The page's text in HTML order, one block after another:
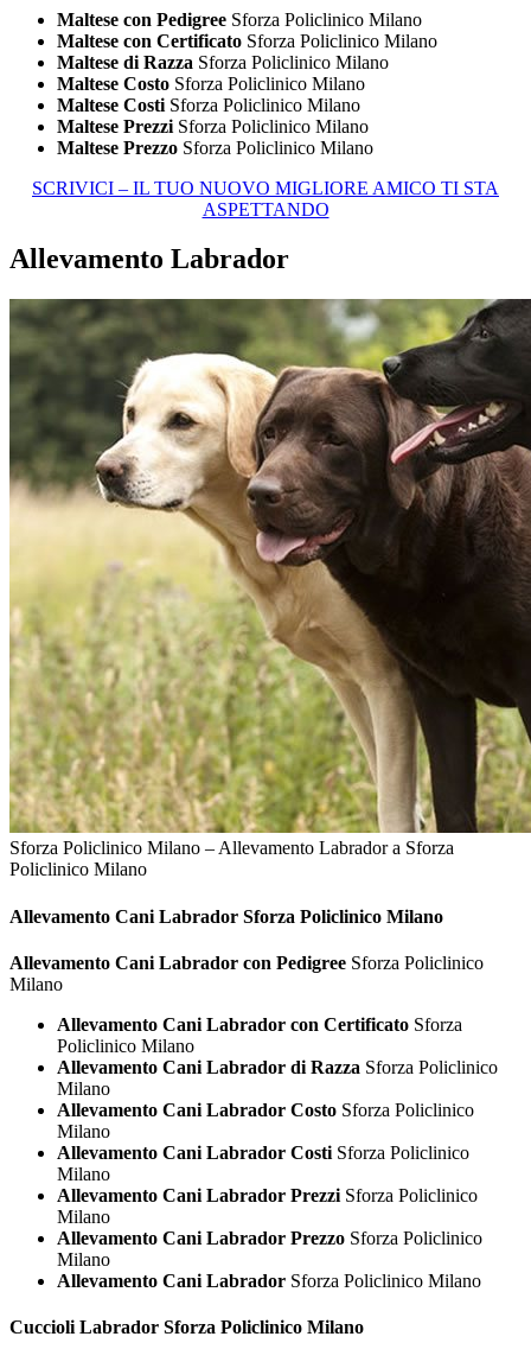
Maltese con Pedigree Sforza Policlinico Milano
Maltese con Certificato Sforza Policlinico Milano
Maltese di Razza Sforza Policlinico Milano
Maltese Costo Sforza Policlinico Milano
Maltese Costi Sforza Policlinico Milano
Maltese Prezzi Sforza Policlinico Milano
Maltese Prezzo Sforza Policlinico Milano
SCRIVICI – IL TUO NUOVO MIGLIORE AMICO TI STA
ASPETTANDO
Allevamento Labrador
Sforza Policlinico Milano – Allevamento Labrador a Sforza
Policlinico Milano
Allevamento Cani Labrador Sforza Policlinico Milano
Allevamento Cani Labrador con Pedigree Sforza Policlinico
Milano
Allevamento Cani Labrador con Certificato Sforza
Policlinico Milano
Allevamento Cani Labrador di Razza Sforza Policlinico
Milano
Allevamento Cani Labrador Costo Sforza Policlinico
Milano
Allevamento Cani Labrador Costi Sforza Policlinico
Milano
Allevamento Cani Labrador Prezzi Sforza Policlinico
Milano
Allevamento Cani Labrador Prezzo Sforza Policlinico
Milano
Allevamento Cani Labrador Sforza Policlinico Milano
Cuccioli Labrador Sforza Policlinico Milano